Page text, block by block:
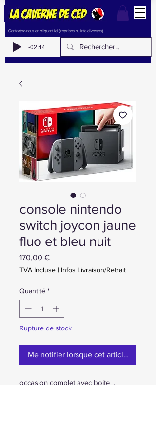
Contactez-nous en cliquant ici (reprises ou info diverses)
-02:44
console nintendo
switch joycon jaune
fluo et bleu nuit
170,00 €Prix
TVA Incluse | Infos Livraison/Retrait
Quantité *
Rupture de stock
Me notifier lorsque cet article est
occasion complet avec boite .